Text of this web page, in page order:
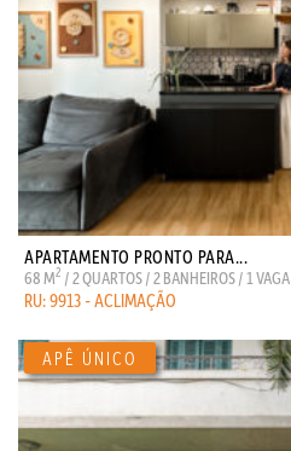
APARTAMENTO PRONTO PARA...
68 M2 / 2 QUARTOS / 2 BANHEIROS / 1 VAGA
RU: 9913 - ACLIMAÇÃO